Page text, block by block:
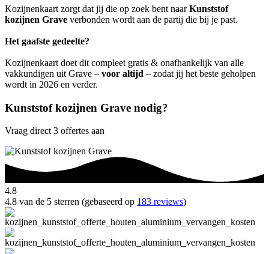
Kozijnenkaart zorgt dat jij die op zoek bent naarKunststof
kozijnen Grave verbonden wordt aan de partij die bij je past.
Het gaafste gedeelte?
Kozijnenkaart doet dit compleet gratis & onafhankelijk van alle
vakkundigen uit Grave – voor altijd – zodat jij het beste geholpen
wordt in 2026 en verder.
Kunststof kozijnen Grave nodig?
Vraag direct 3 offertes aan
4.8
4.8 van de 5 sterren (gebaseerd op 183 reviews)